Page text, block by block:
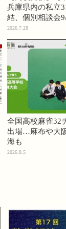
兵庫県内の私立
結、個別相談会
2026.7.28
全国高校麻雀32
出場…麻布や大
海も
2026.8.5